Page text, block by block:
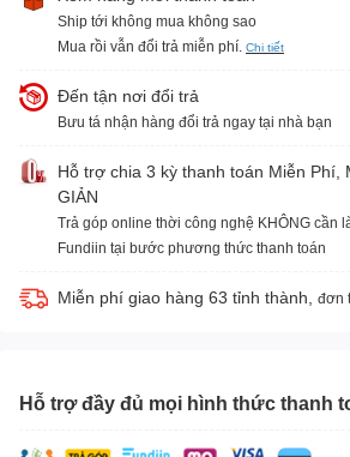
Ship tới không mua không sao
Mua rồi vẫn đổi trả miễn phí. Chi tiết
Đến tận nơi đổi trả
Bưu tá nhận hàng đổi trả ngay tại nhà bạn
Hỗ trợ chia 3 kỳ thanh toán Miễn Phí,
GIẢN
Trả góp online thời công nghệ KHÔNG cần
Fundiin tại bước phương thức thanh toán
Miễn phí giao hàng 63 tỉnh thành, đơn
Hỗ trợ đầy đủ mọi hình thức thanh